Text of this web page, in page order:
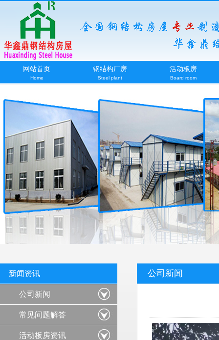
网站首页
Home
钢结构厂房
Steel plant
活动板房
Board room
公司新闻
新闻资讯
公司新闻
常见问题解答
活动板房资讯